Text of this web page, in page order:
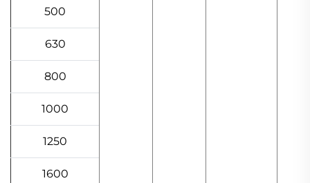
500
630
800
1000
1250
1600